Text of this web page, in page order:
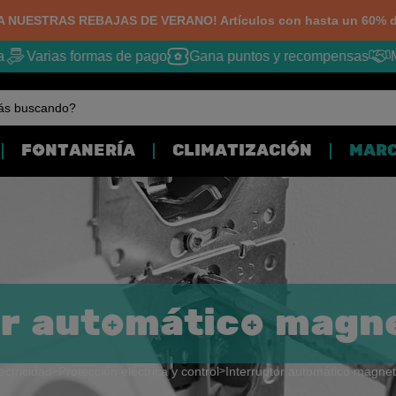
NUESTRAS REBAJAS DE VERANO! Artículos con hasta un 60%
Varias formas de pago Gana puntos y recompensas
buscando?
FONTANERÍA CLIMATIZACIÓN
automático
Protección eléctrica y control Interruptor automático